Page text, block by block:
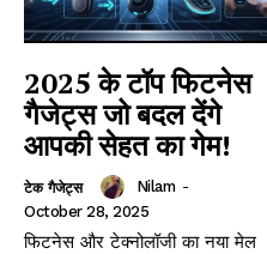
2025 के टॉप फिटनेस
गैजेट्स जो बदल देंगे
आपकी सेहत का गेम!
टेक गैजेट्स Nilam -
October 28, 2025
फिटनेस और टेक्नोलॉजी का नया मेल